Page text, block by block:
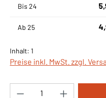
Bis 24
Ab 25
Inhalt: 1
Preise inkl. MwSt. zzgl.
Produkt Anzahl: